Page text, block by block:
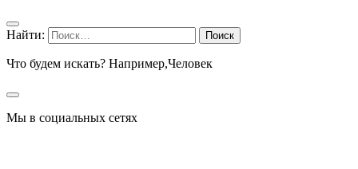
Найти:
Что будем искать? Например,Человек
Мы в социальных сетях